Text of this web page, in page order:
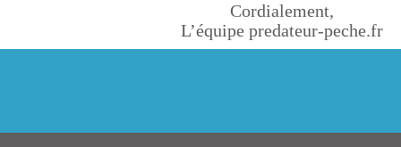
Cordialement,
L’équipe predateur-peche.fr